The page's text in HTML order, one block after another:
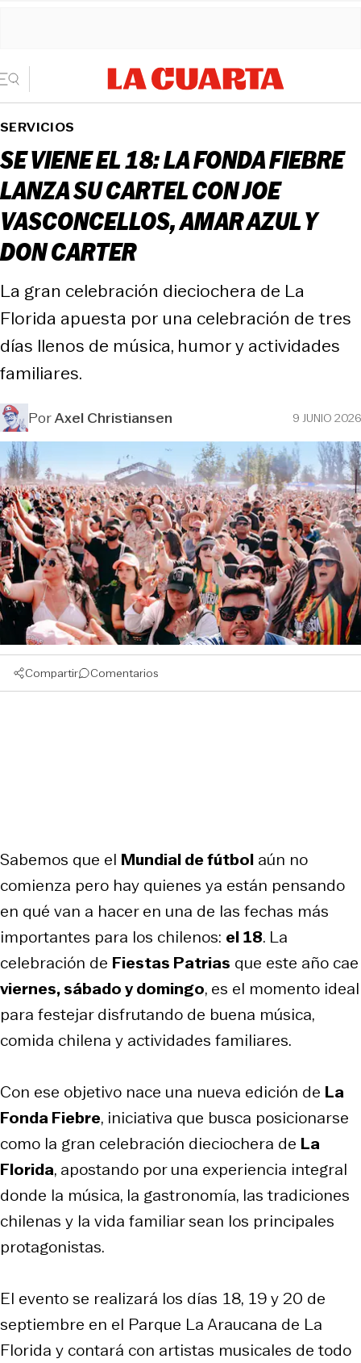
SERVICIOS
SE VIENE EL 18: LA FONDA FIEBRE
LANZA SU CARTEL CON JOE
VASCONCELLOS, AMAR AZUL Y
DON CARTER
La gran celebración dieciochera de La
Florida apuesta por una celebración de tres
días llenos de música, humor y actividades
familiares.
PorAxel Christiansen 9 JUNIO 2026
Compartir Comentarios
Sabemos que el Mundial de fútbol aún no
comienza pero hay quienes ya están pensando
en qué van a hacer en una de las fechas más
importantes para los chilenos: el 18. La
celebración de Fiestas Patrias que este año cae
viernes, sábado y domingo, es el momento ideal
para festejar disfrutando de buena música,
comida chilena y actividades familiares.
Con ese objetivo nace una nueva edición de La
Fonda Fiebre, iniciativa que busca posicionarse
como la gran celebración dieciochera de La
Florida, apostando por una experiencia integral
donde la música, la gastronomía, las tradiciones
chilenas y la vida familiar sean los principales
protagonistas.
El evento se realizará los días 18, 19 y 20 de
septiembre en el Parque La Araucana de La
Florida y contará con artistas musicales de todo